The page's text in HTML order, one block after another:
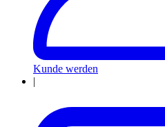
Kunde werden
|